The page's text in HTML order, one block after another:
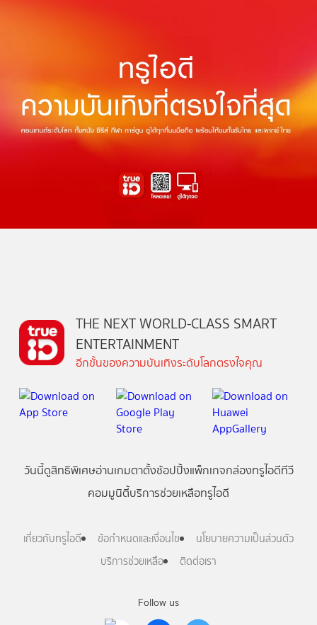
Follow us
THE NEXT WORLD-CLASS SMART
ENTERTAINMENT
อีกขั้นของความบันเทิงระดับโลกตรงใจคุณ
วันนี้ดูสิทธิพิเศษอ่านเกมตาตั้งช้อปปิ้งแพ็กเกจกล่องทรูไอดีทีวี
คอมมูนิตี้บริการช่วยเหลือทรูไอดี
เกี่ยวกับทรูไอดี ข้อกำหนดและเงื่อนไข
นโยบายความเป็นส่วนตัว
บริการช่วยเหลือ
ติดต่อเรา